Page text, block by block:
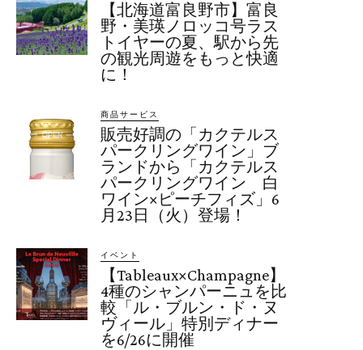
【北海道富良野市】富良
野・美瑛ノロッコ号ラス
トイヤーの夏、駅から先
の観光周遊をもっと快適
に！
商品サービス
販売好調の「カクテルス
パークリングワイン」ブ
ランドから「カクテルス
パークリングワイン 白
ワイン×ピーチフィズ」6
月23日（火）登場！
イベント
【Tableaux×Champagne】
4種のシャンパーニュを比
較「ル・ブルン・ド・ヌ
ヴィール」特別ディナー
を6/26に開催